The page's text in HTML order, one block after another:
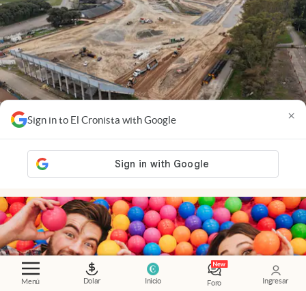
Menú Dolar Inicio Foro Ingresar
Sign in to El Cronista with Google ×
busca traer la Fórmula 1 de vuelta a la Argentina